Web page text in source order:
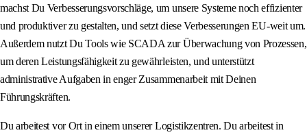
machst Du Verbesserungsvorschläge, um unsere Systeme noch effizienter
und produktiver zu gestalten, und setzt diese Verbesserungen EU-weit um.
Außerdem nutzt Du Tools wie SCADA zur Überwachung von Prozessen,
um deren Leistungsfähigkeit zu gewährleisten, und unterstützt
administrative Aufgaben in enger Zusammenarbeit mit Deinen
Führungskräften.
Du arbeitest vor Ort in einem unserer Logistikzentren. Du arbeitest in